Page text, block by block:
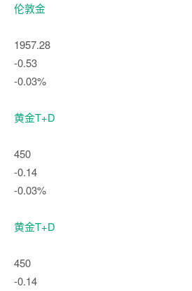
伦敦金
1957.28
-0.53
-0.03%
黄金T+D
450
-0.14
-0.03%
黄金T+D
450
-0.14